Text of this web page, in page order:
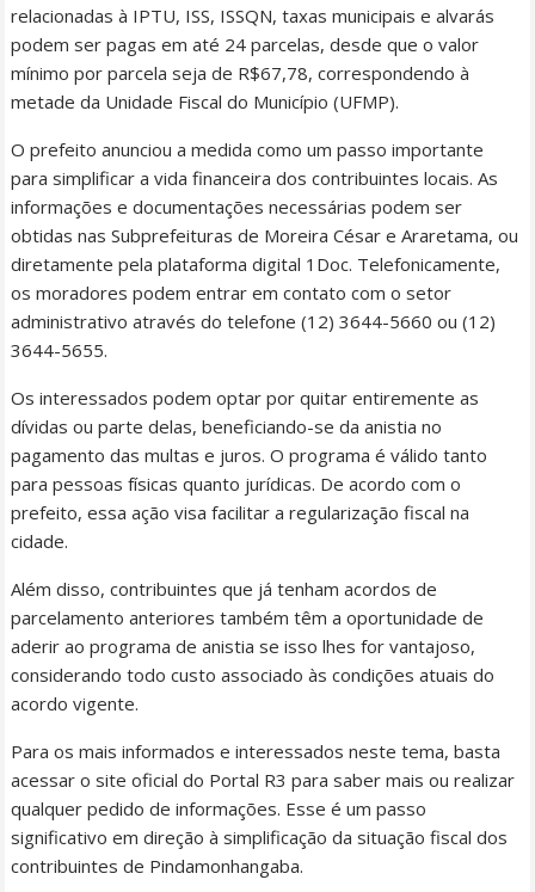
relacionadas à IPTU, ISS, ISSQN, taxas municipais e alvarás
podem ser pagas em até 24 parcelas, desde que o valor
mínimo por parcela seja de R$67,78, correspondendo à
metade da Unidade Fiscal do Município (UFMP).
O prefeito anunciou a medida como um passo importante
para simplificar a vida financeira dos contribuintes locais. As
informações e documentações necessárias podem ser
obtidas nas Subprefeituras de Moreira César e Araretama, ou
diretamente pela plataforma digital 1Doc. Telefonicamente,
os moradores podem entrar em contato com o setor
administrativo através do telefone (12) 3644-5660 ou (12)
3644-5655.
Os interessados podem optar por quitar entiremente as
dívidas ou parte delas, beneficiando-se da anistia no
pagamento das multas e juros. O programa é válido tanto
para pessoas físicas quanto jurídicas. De acordo com o
prefeito, essa ação visa facilitar a regularização fiscal na
cidade.
Além disso, contribuintes que já tenham acordos de
parcelamento anteriores também têm a oportunidade de
aderir ao programa de anistia se isso lhes for vantajoso,
considerando todo custo associado às condições atuais do
acordo vigente.
Para os mais informados e interessados neste tema, basta
acessar o site oficial do Portal R3 para saber mais ou realizar
qualquer pedido de informações. Esse é um passo
significativo em direção à simplificação da situação fiscal dos
contribuintes de Pindamonhangaba.